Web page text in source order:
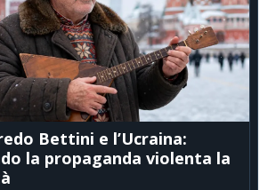
Bettini e l’Ucraina:
la propaganda violenta la